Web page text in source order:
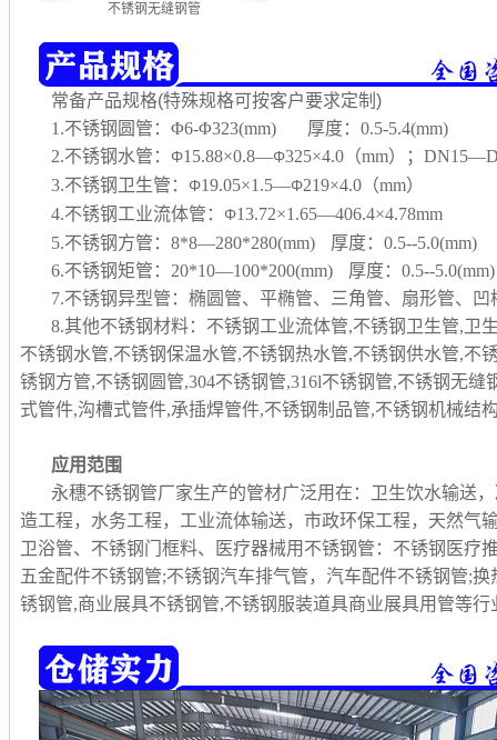
不锈钢无缝钢管
常备产品规格(特殊规格可按客户要求定制)
1.不锈钢圆管：Φ6-Φ323(mm) 厚度：0.5-5.4(mm)
2.不锈钢水管：Φ15.88×0.8—Φ325×4.0（mm）；
3.不锈钢卫生管：Φ19.05×1.5—Φ219×4.0（mm）
4.不锈钢工业流体管：Φ13.72×1.65—406.4×4.78mm
5.不锈钢方管：8*8—280*280(mm) 厚度：0.5--5.0(mm)
6.不锈钢矩管：20*10—100*200(mm) 厚度：0.5--5.0(mm)
7.不锈钢异型管：椭圆管、平椭管、三角管、扇形管、
8.其他不锈钢材料：不锈钢工业流体管,不锈钢卫生管,卫
不锈钢水管,不锈钢保温水管,不锈钢热水管,不锈钢供水管,不
锈钢方管,不锈钢圆管,304不锈钢管,316l不锈钢管,不锈钢无
式管件,沟槽式管件,承插焊管件,不锈钢制品管,不锈钢机械结
应用范围
永穗不锈钢管厂家生产的管材广泛用在：卫生饮水输送
造工程，水务工程，工业流体输送，市政环保工程，天然气
卫浴管、不锈钢门框料、医疗器械用不锈钢管：不锈钢医疗
五金配件不锈钢管;不锈钢汽车排气管，汽车配件不锈钢管;
锈钢管,商业展具不锈钢管,不锈钢服装道具商业展具用管等行